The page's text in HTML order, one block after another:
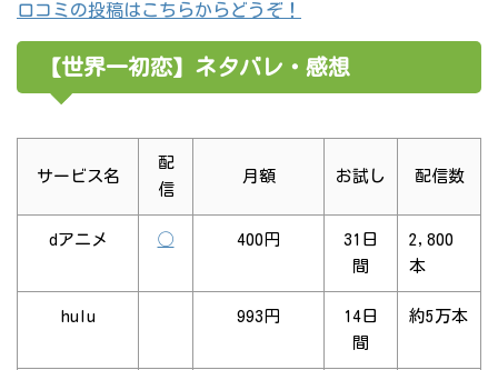
口コミの投稿はこちらからどうぞ！
【世界一初恋】ネタバレ・感想
サービス名
配
信
月額 お試し 配信数
dアニメ ◯ 400円
31日
間
2,800
本
hulu 993円
14日
間
約5万本